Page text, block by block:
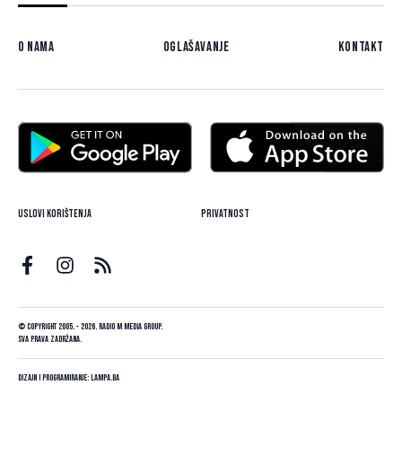
O nama Oglašavanje Kontakt
Uslovi korištenja Privatnost
© Copyright 2005. - 2026. Radio M Media Group.
Sva prava zadržana.
Dizajn i programiranje:Lampa.ba